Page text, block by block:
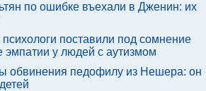
по ошибке въехали в Дженин: их
психологи поставили под сомнение
у людей с аутизмом
обвинения педофилу из Нешера: он